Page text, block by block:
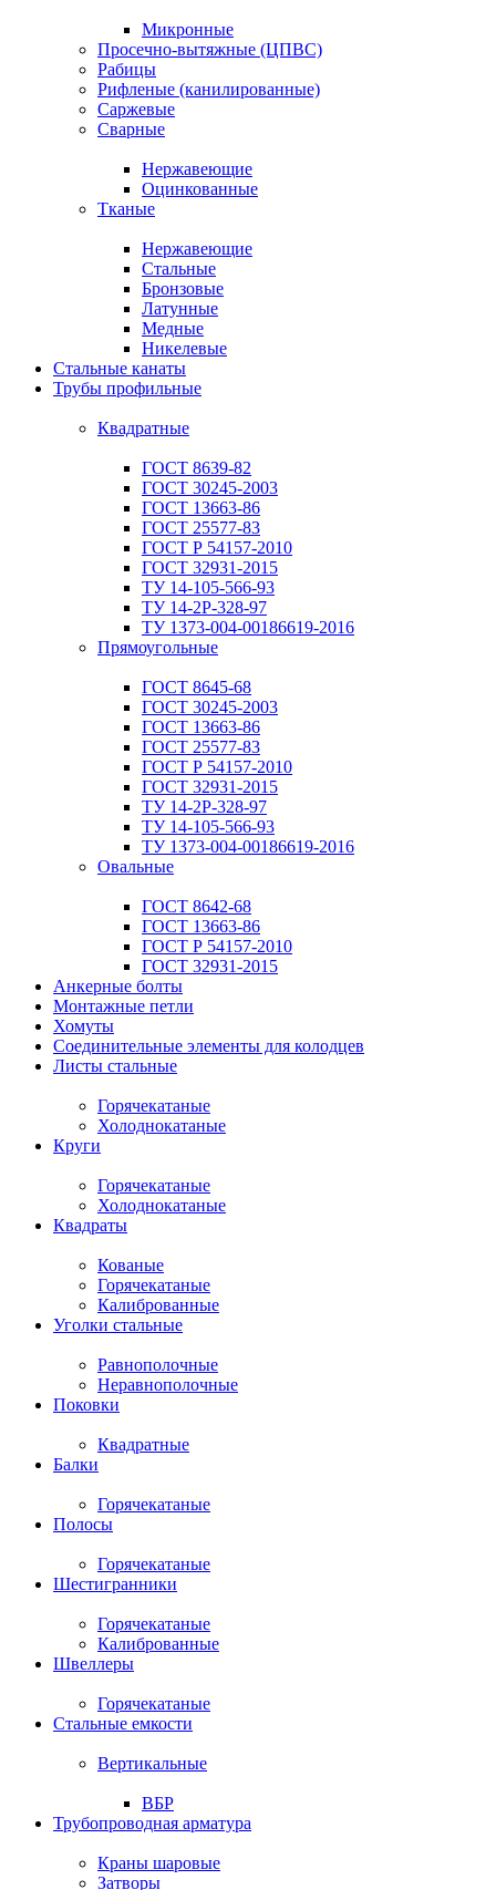
Микронные
Просечно-вытяжные (ЦПВС)
Рабицы
Рифленые (канилированные)
Саржевые
Сварные
Нержавеющие
Оцинкованные
Тканые
Нержавеющие
Стальные
Бронзовые
Латунные
Медные
Никелевые
Стальные канаты
Трубы профильные
Квадратные
ГОСТ 8639-82
ГОСТ 30245-2003
ГОСТ 13663-86
ГОСТ 25577-83
ГОСТ Р 54157-2010
ГОСТ 32931-2015
ТУ 14-105-566-93
ТУ 14-2Р-328-97
ТУ 1373-004-00186619-2016
Прямоугольные
ГОСТ 8645-68
ГОСТ 30245-2003
ГОСТ 13663-86
ГОСТ 25577-83
ГОСТ Р 54157-2010
ГОСТ 32931-2015
ТУ 14-2Р-328-97
ТУ 14-105-566-93
ТУ 1373-004-00186619-2016
Овальные
ГОСТ 8642-68
ГОСТ 13663-86
ГОСТ Р 54157-2010
ГОСТ 32931-2015
Анкерные болты
Монтажные петли
Хомуты
Соединительные элементы для колодцев
Листы стальные
Горячекатаные
Холоднокатаные
Круги
Горячекатаные
Холоднокатаные
Квадраты
Кованые
Горячекатаные
Калиброванные
Уголки стальные
Равнополочные
Неравнополочные
Поковки
Квадратные
Балки
Горячекатаные
Полосы
Горячекатаные
Шестигранники
Горячекатаные
Калиброванные
Швеллеры
Горячекатаные
Стальные емкости
Вертикальные
ВБР
Трубопроводная арматура
Краны шаровые
Затворы